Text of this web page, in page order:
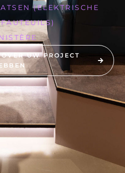
(ELEKTRISCHE
UW PROJECT